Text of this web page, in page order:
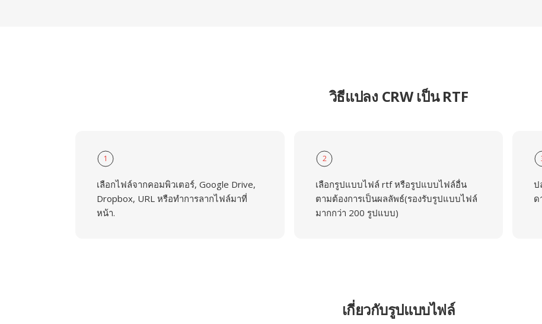
วิธีแปลง CRW เป็น RTF
1
เลือกไฟล์จากคอมพิวเตอร์, Google Drive,
Dropbox, URL หรือทำการลากไฟล์มาที่
หน้า.
2
เลือกรูปแบบไฟล์ rtf หรือรูปแบบไฟล์อื่น
ตามต้องการเป็นผลลัพธ์(รองรับรูปแบบไฟล์
มากกว่า 200 รูปแบบ)
ป
ด
เกี่ยวกับรูปแบบไฟล์